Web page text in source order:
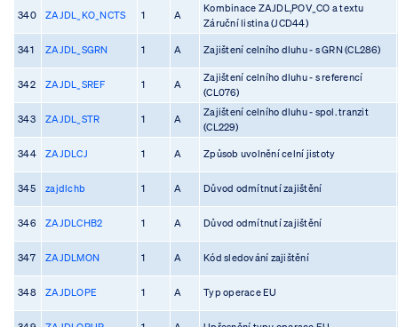
340 ZAJDL_KO_NCTS 1 A
Kombinace ZAJDL,POV_CO a textu
Záruční listina (JCD44)
341 ZAJDL_SGRN 1 A Zajištení celního dluhu - s GRN (CL286)
342 ZAJDL_SREF 1 A
Zajištení celního dluhu - s referencí
(CL076)
343 ZAJDL_STR 1 A
Zajištení celního dluhu - spol. tranzit
(CL229)
344 ZAJDLCJ 1 A Způsob uvolnění celní jistoty
345 zajdlchb 1 A Důvod odmítnutí zajištění
346 ZAJDLCHB2 1 A Důvod odmítnutí zajištění
347 ZAJDLMON 1 A Kód sledování zajištění
348 ZAJDLOPE 1 A Typ operace EU